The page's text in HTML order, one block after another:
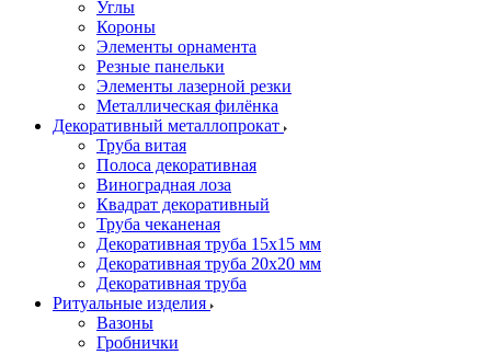
Углы
Короны
Элементы орнамента
Резные панельки
Элементы лазерной резки
Металлическая филёнка
Декоративный металлопрокат
Труба витая
Полоса декоративная
Виноградная лоза
Квадрат декоративный
Труба чеканеная
Декоративная труба 15х15 мм
Декоративная труба 20х20 мм
Декоративная труба
Ритуальные изделия
Вазоны
Гробнички